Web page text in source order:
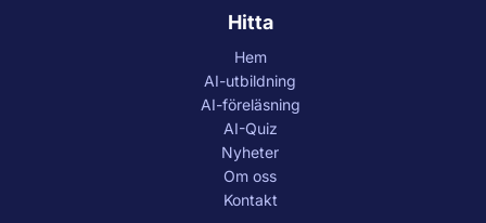
Hitta
Hem
AI-utbildning
AI-föreläsning
AI-Quiz
Nyheter
Om oss
Kontakt